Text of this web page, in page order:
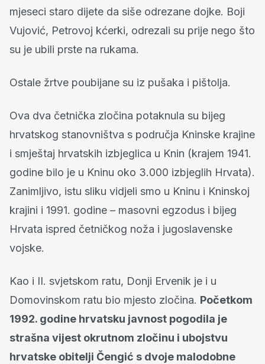
mjeseci staro dijete da siše odrezane dojke. Boji
Vujović, Petrovoj kćerki, odrezali su prije nego što
su je ubili prste na rukama.
Ostale žrtve poubijane su iz pušaka i pištolja.
Ova dva četnička zločina potaknula su bijeg
hrvatskog stanovništva s područja Kninske krajine
i smještaj hrvatskih izbjeglica u Knin (krajem 1941.
godine bilo je u Kninu oko 3.000 izbjeglih Hrvata).
Zanimljivo, istu sliku vidjeli smo u Kninu i Kninskoj
krajini i 1991. godine – masovni egzodus i bijeg
Hrvata ispred četničkog noža i jugoslavenske
vojske.
Kao i II. svjetskom ratu, Donji Ervenik je i u
Domovinskom ratu bio mjesto zločina. Početkom
1992. godine hrvatsku javnost pogodila je
strašna vijest okrutnom zločinu i ubojstvu
hrvatske obitelji Čengić s dvoje malodobne